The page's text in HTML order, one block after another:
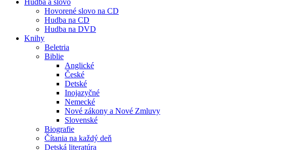
Hudba a slovo
Hovorené slovo na CD
Hudba na CD
Hudba na DVD
Knihy
Beletria
Biblie
Anglické
České
Detské
Inojazyčné
Nemecké
Nové zákony a Nové Zmluvy
Slovenské
Biografie
Čítania na každý deň
Detská literatúra